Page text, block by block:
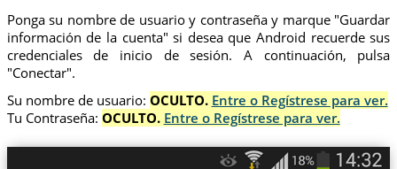
Ponga su nombre de usuario y contraseña y marque "Guardar
información de la cuenta" si desea que Android recuerde sus
credenciales de inicio de sesión. A continuación, pulsa
"Conectar".
Su nombre de usuario: OCULTO. Entre o Regístrese para ver.
Tu Contraseña: OCULTO. Entre o Regístrese para ver.